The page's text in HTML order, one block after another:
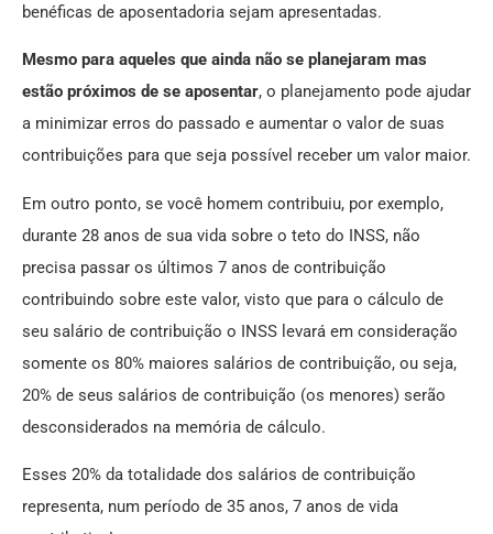
benéficas de aposentadoria sejam apresentadas.
Mesmo para aqueles que ainda não se planejaram mas
estão próximos de se aposentar, o planejamento pode ajudar
a minimizar erros do passado e aumentar o valor de suas
contribuições para que seja possível receber um valor maior.
Em outro ponto, se você homem contribuiu, por exemplo,
durante 28 anos de sua vida sobre o teto do INSS, não
precisa passar os últimos 7 anos de contribuição
contribuindo sobre este valor, visto que para o cálculo de
seu salário de contribuição o INSS levará em consideração
somente os 80% maiores salários de contribuição, ou seja,
20% de seus salários de contribuição (os menores) serão
desconsiderados na memória de cálculo.
Esses 20% da totalidade dos salários de contribuição
representa, num período de 35 anos, 7 anos de vida